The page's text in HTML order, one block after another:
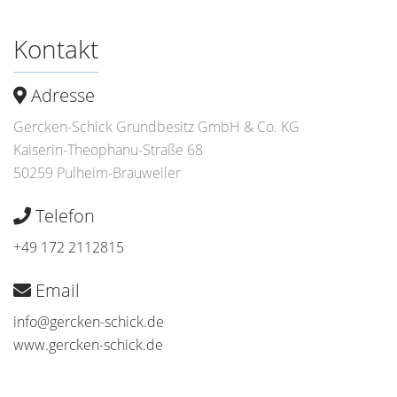
Kontakt
Adresse
Gercken-Schick Grundbesitz GmbH & Co. KG
Kaiserin-Theophanu-Straße 68
50259 Pulheim-Brauweiler
Telefon
+49 172 2112815
Email
info@gercken-schick.de
www.gercken-schick.de